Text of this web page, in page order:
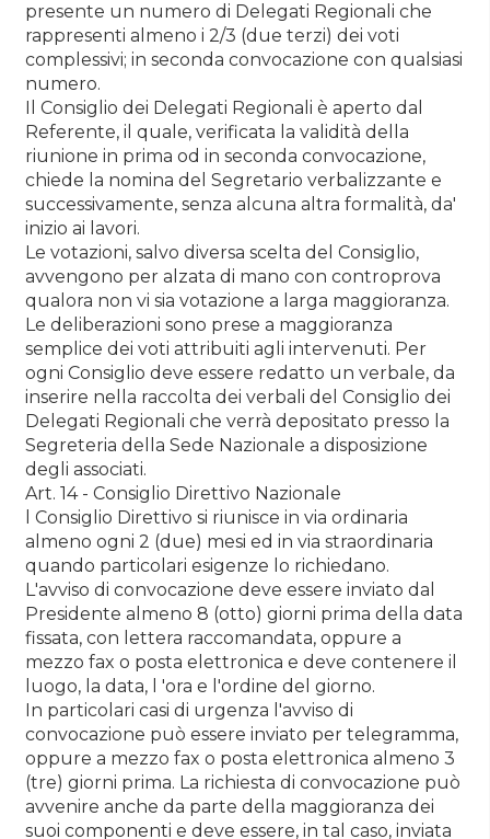
presente un numero di Delegati Regionali che
rappresenti almeno i 2/3 (due terzi) dei voti
complessivi; in seconda convocazione con qualsiasi
numero.
Il Consiglio dei Delegati Regionali è aperto dal
Referente, il quale, verificata la validità della
riunione in prima od in seconda convocazione,
chiede la nomina del Segretario verbalizzante e
successivamente, senza alcuna altra formalità, da'
inizio ai lavori.
Le votazioni, salvo diversa scelta del Consiglio,
avvengono per alzata di mano con controprova
qualora non vi sia votazione a larga maggioranza.
Le deliberazioni sono prese a maggioranza
semplice dei voti attribuiti agli intervenuti. Per
ogni Consiglio deve essere redatto un verbale, da
inserire nella raccolta dei verbali del Consiglio dei
Delegati Regionali che verrà depositato presso la
Segreteria della Sede Nazionale a disposizione
degli associati.
Art. 14 - Consiglio Direttivo Nazionale
l Consiglio Direttivo si riunisce in via ordinaria
almeno ogni 2 (due) mesi ed in via straordinaria
quando particolari esigenze lo richiedano.
L'avviso di convocazione deve essere inviato dal
Presidente almeno 8 (otto) giorni prima della data
fissata, con lettera raccomandata, oppure a
mezzo fax o posta elettronica e deve contenere il
luogo, la data, l 'ora e l'ordine del giorno.
In particolari casi di urgenza l'avviso di
convocazione può essere inviato per telegramma,
oppure a mezzo fax o posta elettronica almeno 3
(tre) giorni prima. La richiesta di convocazione può
avvenire anche da parte della maggioranza dei
suoi componenti e deve essere, in tal caso, inviata